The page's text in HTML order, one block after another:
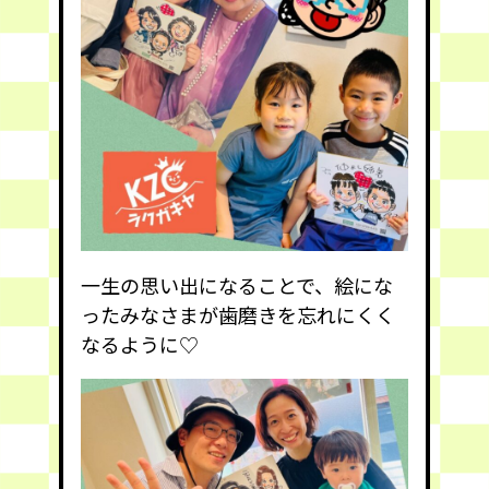
一生の思い出になることで、絵にな
ったみなさまが歯磨きを忘れにくく
なるように♡